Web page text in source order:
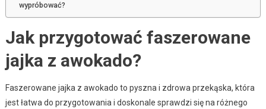
wypróbować?
Jak przygotować faszerowane
jajka z awokado?
Faszerowane jajka z awokado to pyszna i zdrowa przekąska, która
jest łatwa do przygotowania i doskonale sprawdzi się na różnego